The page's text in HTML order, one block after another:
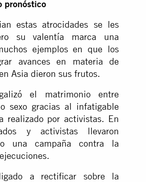
pronóstico
estas atrocidades se les
su valentía marca una
ejemplos en que los
avances en materia de
Asia dieron sus frutos.
el matrimonio entre
sexo gracias al infatigable
realizado por activistas. En
y activistas llevaron
una campaña contra la
a rectificar sobre la